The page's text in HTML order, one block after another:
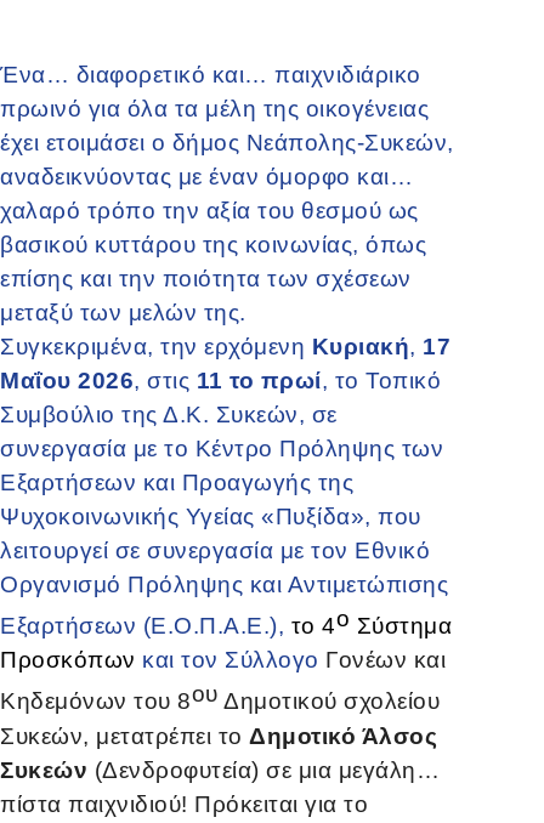
Ένα… διαφορετικό και… παιχνιδιάρικο
πρωινό για όλα τα μέλη της οικογένειας
έχει ετοιμάσει ο δήμος Νεάπολης-Συκεών,
αναδεικνύοντας με έναν όμορφο και…
χαλαρό τρόπο την αξία του θεσμού ως
βασικού κυττάρου της κοινωνίας, όπως
επίσης και την ποιότητα των σχέσεων
μεταξύ των μελών της.
Συγκεκριμένα, την ερχόμενη Κυριακή, 17
Μαΐου 2026, στις 11 το πρωί, το Τοπικό
Συμβούλιο της Δ.Κ. Συκεών, σε
συνεργασία με το Κέντρο Πρόληψης των
Εξαρτήσεων και Προαγωγής της
Ψυχοκοινωνικής Υγείας «Πυξίδα», που
λειτουργεί σε συνεργασία με τον Εθνικό
Οργανισμό Πρόληψης και Αντιμετώπισης
Εξαρτήσεων (Ε.Ο.Π.Α.Ε.), το 4ο Σύστημα
Προσκόπων και τον Σύλλογο Γονέων και
Κηδεμόνων του 8ου Δημοτικού σχολείου
Συκεών, μετατρέπει το Δημοτικό Άλσος
Συκεών (Δενδροφυτεία) σε μια μεγάλη…
πίστα παιχνιδιού! Πρόκειται για το